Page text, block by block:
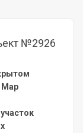
№2926
Мар